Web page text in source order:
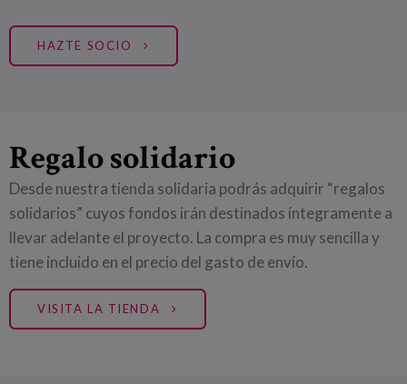
HAZTE SOCIO
Regalo solidario
Desde nuestra tienda solidaria podrás adquirir “regalos
solidarios” cuyos fondos irán destinados íntegramente a
llevar adelante el proyecto. La compra es muy sencilla y
tiene incluido en el precio del gasto de envío.
VISITA LA TIENDA